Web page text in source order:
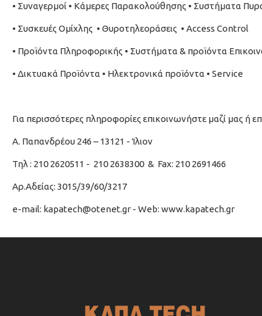
• Συναγερμοί • Κάμερες Παρακολούθησης • Συστήματα
• Συσκευές Ομίχλης • Θυροτηλεοράσεις • Access Control
• Προϊόντα Πληροφορικής • Συστήματα & προϊόντα
• Δικτυακά Προϊόντα • Ηλεκτρονικά προϊόντα • Service
Για περισσότερες πληροφορίες επικοινωνήστε μαζί μας ή
Α. Παπανδρέου 246 – 13121 - Ίλιον
Τηλ : 210 2620511 - 210 2638300 & Fax: 210 2691466
Aρ.Αδείας: 3015/39/60/3217
e-mail: kapatech@otenet.gr - Web: www.kapatech.gr